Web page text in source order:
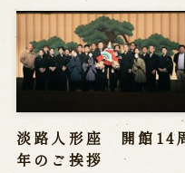
Online
Reservation
淡路人形座 開館14
年のご挨拶